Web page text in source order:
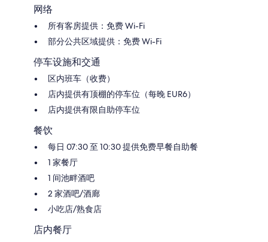
网络
所有客房提供：免费 Wi-Fi
部分公共区域提供：免费 Wi-Fi
停车设施和交通
区内班车（收费）
店内提供有顶棚的停车位（每晚 EUR6）
店内提供有限自助停车位
餐饮
每日 07:30 至 10:30 提供免费早餐自助餐
1 家餐厅
1 间池畔酒吧
2 家酒吧/酒廊
小吃店/熟食店
店内餐厅